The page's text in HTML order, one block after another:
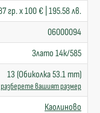
гр. x 100 € | 195.58 лв.
06000094
Злато 14к/585
13 (Обиколка 53.1 mm)
разберете вашият размер
Каолиново